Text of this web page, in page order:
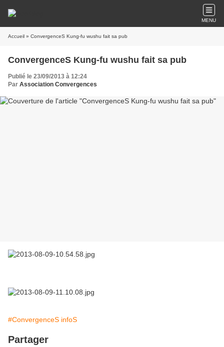
MENU
Accueil » ConvergenceS Kung-fu wushu fait sa pub
ConvergenceS Kung-fu wushu fait sa pub
Publié le 23/09/2013 à 12:24
Par Association Convergences
#ConvergenceS infoS
Partager